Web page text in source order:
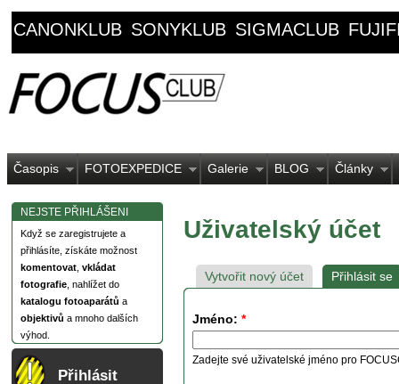
CANONKLUB SONYKLUB SIGMACLUB
Časopis FOTOEXPEDICE Galerie BLOG Články
NEJSTE PŘIHLÁŠENI
Když se zaregistrujete a
přihlásíte, získáte možnost
komentovat vkládat
fotografie , nahlížet do
katalogu fotoaparátů a
objektivů a mnoho dalších
výhod.
Přihlásit
Uživatelský účet
Vytvořit nový účet Přihlásit se
Jméno: *
Zadejte své uživatelské jméno pro